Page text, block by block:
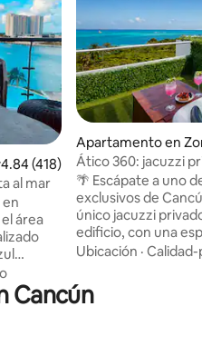
promedio: 4.84 de 5,
4.84 (418)
al mar
área
en
Apartamento en
era
Ático 360: jacuzzi
azotea
🌴 Escápate a uno
exclusivos de
único jacuzzi
edificio, con una
Caribe. 🏖️ Ubicado
solo 5 minutos de la
Wi-Fi de alta
Ubicación ·
Cancún